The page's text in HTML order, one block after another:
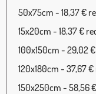
50x75cm - 18,37 €
15x20cm - 18,37 €
100x150cm - 29,02
120x180cm - 37,67
150x250cm - 58,56